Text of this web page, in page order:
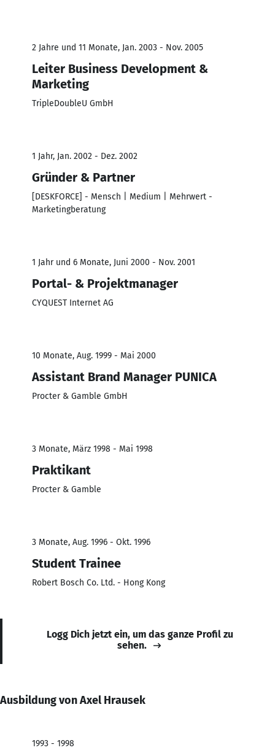
2 Jahre und 11 Monate, Jan. 2003 - Nov. 2005
Leiter Business Development &
Marketing
TripleDoubleU GmbH
1 Jahr, Jan. 2002 - Dez. 2002
Gründer & Partner
[DESKFORCE] - Mensch | Medium | Mehrwert -
Marketingberatung
1 Jahr und 6 Monate, Juni 2000 - Nov. 2001
Portal- & Projektmanager
CYQUEST Internet AG
10 Monate, Aug. 1999 - Mai 2000
Assistant Brand Manager PUNICA
Procter & Gamble GmbH
3 Monate, März 1998 - Mai 1998
Praktikant
Procter & Gamble
3 Monate, Aug. 1996 - Okt. 1996
Student Trainee
Robert Bosch Co. Ltd. - Hong Kong
Logg Dich jetzt ein, um das ganze Profil zu
sehen.
Ausbildung von Axel Hrausek
1993 - 1998